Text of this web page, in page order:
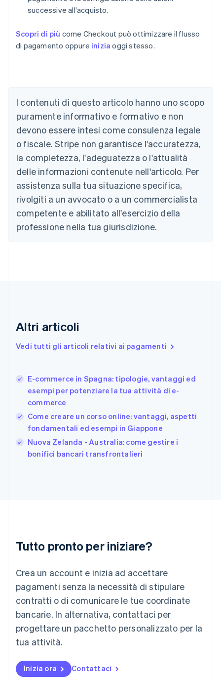
successive all'acquisto.
Scopri di più come Checkout può ottimizzare il flusso
di pagamento oppure inizia oggi stesso.
I contenuti di questo articolo hanno uno scopo
puramente informativo e formativo e non
devono essere intesi come consulenza legale
o fiscale. Stripe non garantisce l'accuratezza,
la completezza, l'adeguatezza o l'attualità
delle informazioni contenute nell'articolo. Per
assistenza sulla tua situazione specifica,
rivolgiti a un avvocato o a un commercialista
competente e abilitato all'esercizio della
professione nella tua giurisdizione.
Altri articoli
Vedi tutti gli articoli relativi ai pagamenti
E-commerce in Spagna: tipologie, vantaggi ed
esempi per potenziare la tua attività di e-
commerce
Come creare un corso online: vantaggi, aspetti
fondamentali ed esempi in Giappone
Nuova Zelanda - Australia: come gestire i
bonifici bancari transfrontalieri
Tutto pronto per iniziare?
Crea un account e inizia ad accettare
pagamenti senza la necessità di stipulare
contratti o di comunicare le tue coordinate
bancarie. In alternativa, contattaci per
progettare un pacchetto personalizzato per la
tua attività.
Inizia ora Contattaci
Australia
Austria
DeutschEnglish
Belgio
Brasile
PortuguêsEnglish
Bulgaria
English
Canada
EnglishFrançais
Cina continentale
简体中文English
Cipro
English
Finlandia
Germania
Deutsch English
Giappone
日本語
English
Grecia
English
Liechtenstein
DeutschEnglish
English
Lussemburgo
Malaysia
English简体中文
Malta
English
Messico
Norvegia
English